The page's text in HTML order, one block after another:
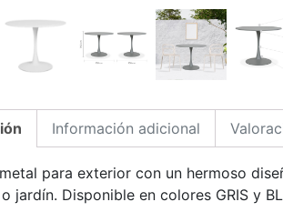
Información adicional
para exterior con un hermoso
jardín. Disponible en colores GRIS y